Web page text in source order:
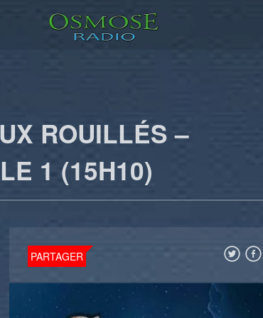
ROUILLÉS –
1 (15H10)
PARTAGER